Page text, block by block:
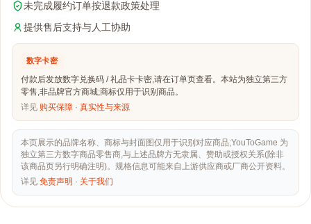
未完成履约订单按退款政策处理
提供售后支持与人工协助
数字卡密
付款后发放数字兑换码 / 礼品卡卡密,请在订单页查看。本站为独立第三方
零售,非品牌官方商城;商标仅用于识别商品。
详见 购买保障 · 真实性与来源
本页展示的品牌名称、商标与封面图仅用于识别对应商品;YouToGame 为
独立第三方数字商品零售商,与上述品牌方无隶属、赞助或授权关系(除非
该商品页另行明确注明)。规格信息可能来自上游供应商或厂商公开资料。
详见 免责声明 · 关于我们